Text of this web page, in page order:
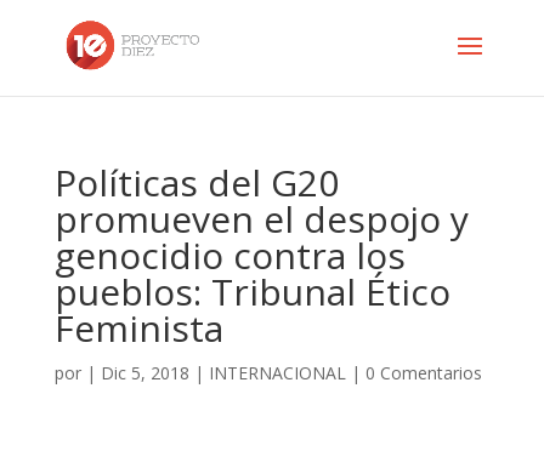
Políticas del G20
promueven el despojo y
genocidio contra los
pueblos: Tribunal Ético
Feminista
por | Dic 5, 2018 | INTERNACIONAL| 0 Comentarios